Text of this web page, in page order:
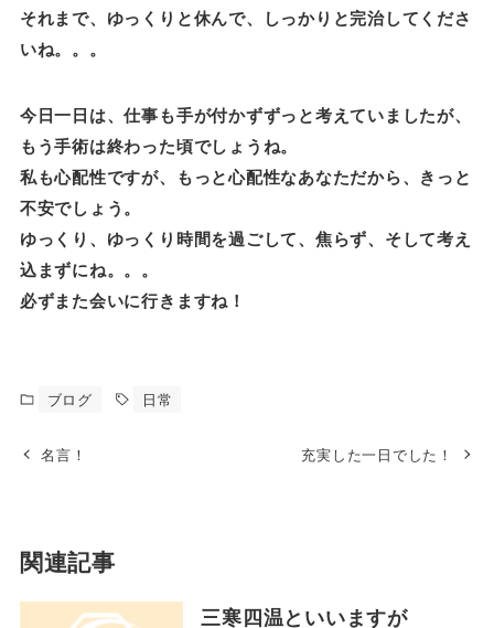
それまで、ゆっくりと休んで、しっかりと完治してくださ
いね。。。
今日一日は、仕事も手が付かずずっと考えていましたが、
もう手術は終わった頃でしょうね。
私も心配性ですが、もっと心配性なあなただから、きっと
不安でしょう。
ゆっくり、ゆっくり時間を過ごして、焦らず、そして考え
込まずにね。。。
必ずまた会いに行きますね！
ブログ 日常
名言！ 充実した一日でした！
関連記事
三寒四温といいますが